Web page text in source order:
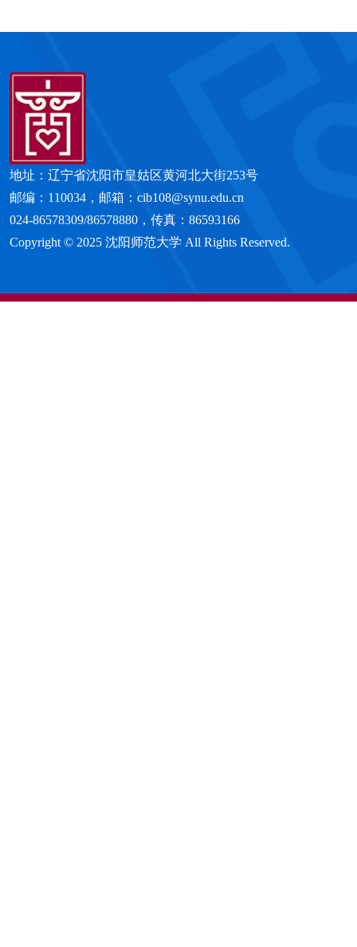
地址：辽宁省沈阳市皇姑区黄河北大街253号
邮编：110034，邮箱：cib108@synu.edu.cn
024-86578309/86578880，传真：86593166
Copyright © 2025 沈阳师范大学 All Rights Reserved.